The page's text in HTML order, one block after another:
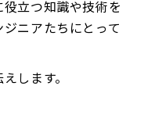
立つ知識や技術を
ニアたちにとって
します。